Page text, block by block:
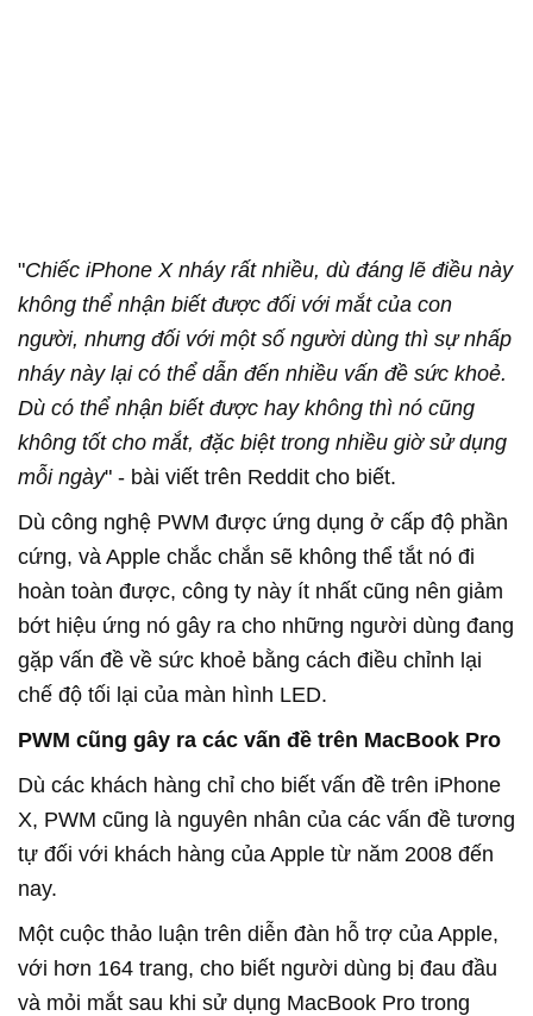
"Chiếc iPhone X nháy rất nhiều, dù đáng lẽ điều này
không thể nhận biết được đối với mắt của con
người, nhưng đối với một số người dùng thì sự nhấp
nháy này lại có thể dẫn đến nhiều vấn đề sức khoẻ.
Dù có thể nhận biết được hay không thì nó cũng
không tốt cho mắt, đặc biệt trong nhiều giờ sử dụng
mỗi ngày" - bài viết trên Reddit cho biết.
Dù công nghệ PWM được ứng dụng ở cấp độ phần
cứng, và Apple chắc chắn sẽ không thể tắt nó đi
hoàn toàn được, công ty này ít nhất cũng nên giảm
bớt hiệu ứng nó gây ra cho những người dùng đang
gặp vấn đề về sức khoẻ bằng cách điều chỉnh lại
chế độ tối lại của màn hình LED.
PWM cũng gây ra các vấn đề trên MacBook Pro
Dù các khách hàng chỉ cho biết vấn đề trên iPhone
X, PWM cũng là nguyên nhân của các vấn đề tương
tự đối với khách hàng của Apple từ năm 2008 đến
nay.
Một cuộc thảo luận trên diễn đàn hỗ trợ của Apple,
với hơn 164 trang, cho biết người dùng bị đau đầu
và mỏi mắt sau khi sử dụng MacBook Pro trong